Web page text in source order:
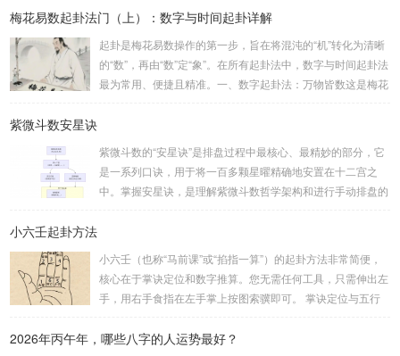
梅花易数起卦法门（上）：数字与时间起卦详解
起卦是梅花易数操作的第一步，旨在将混沌的“机”转化为清晰
的“数”，再由“数”定“象”。在所有起卦法中，数字与时间起卦法
最为常用、便捷且精准。一、数字起卦法：万物皆数这是梅花
卦。如果数字是偶数位，则前后平分；如果是奇数位，则前部
分比后部分少一位。例如，数字 256：前一位 2 为上卦后两
位...
紫微斗数安星诀
紫微斗数的“安星诀”是排盘过程中最核心、最精妙的部分，它
是一系列口诀，用于将一百多颗星曜精确地安置在十二宫之
中。掌握安星诀，是理解紫微斗数哲学架构和进行手动排盘的
赖关系，可以清晰地通过下图展现：二、 核心安星诀详解1.
安紫微星诀（定帝星）这是所有安星的第一步，至关重要。口
诀：紫微天机星逆行，隔一阳武天同行，...
小六壬起卦方法
小六壬（也称“马前课”或“掐指一算”）的起卦方法非常简便，
核心在于掌诀定位和数字推算。您无需任何工具，只需伸出左
手，用右手食指在左手掌上按图索骥即可。 掌诀定位与五行
吉。留连：位于食指指尖，属水，玄武，主数2、7、8，凶。
2026年丙午年，哪些八字的人运势最好？